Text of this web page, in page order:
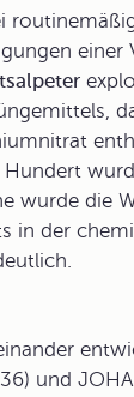
einer
Hundert
wurde die
in der
und